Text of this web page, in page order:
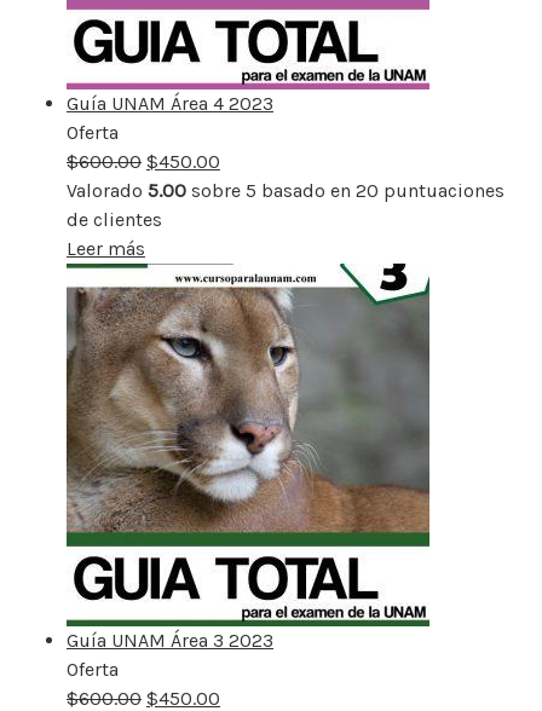
Guía UNAM Área 4 2023
Oferta
rebajado
$600.00 $450.00
Valorado 5.00 sobre 5 basado en 20 puntuaciones
de clientes
Leer más
Guía UNAM Área 3 2023
Oferta
rebajado
$600.00 $450.00